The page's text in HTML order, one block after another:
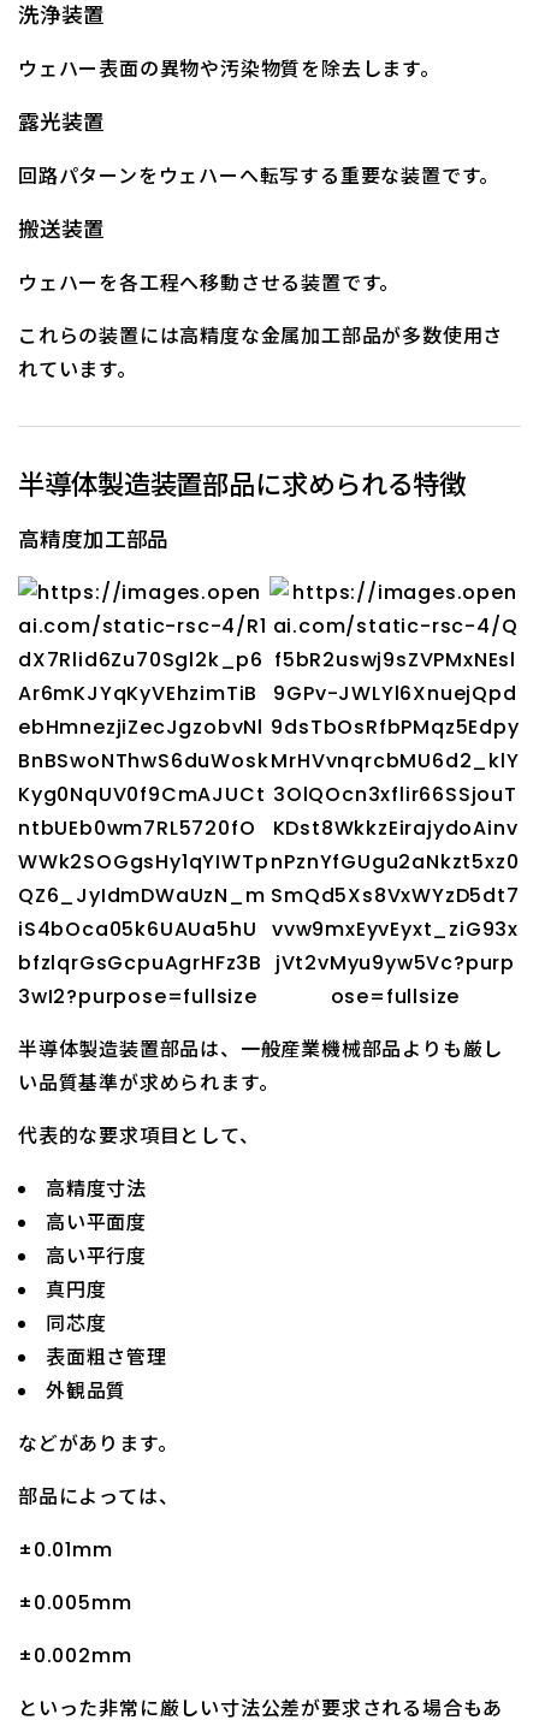
洗浄装置
ウェハー表面の異物や汚染物質を除去します。
露光装置
回路パターンをウェハーへ転写する重要な装置です。
搬送装置
ウェハーを各工程へ移動させる装置です。
これらの装置には高精度な金属加工部品が多数使用さ
れています。
半導体製造装置部品に求められる特徴
高精度加工部品
半導体製造装置部品は、一般産業機械部品よりも厳し
い品質基準が求められます。
代表的な要求項目として、
高精度寸法
高い平面度
高い平行度
真円度
同芯度
表面粗さ管理
外観品質
などがあります。
部品によっては、
±0.01mm
±0.005mm
±0.002mm
といった非常に厳しい寸法公差が要求される場合もあ